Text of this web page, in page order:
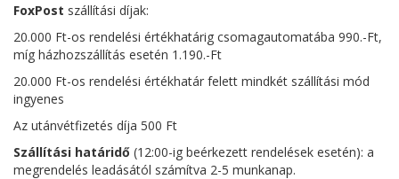
FoxPost szállítási díjak:
20.000 Ft-os rendelési értékhatárig csomagautomatába 990.-Ft,
míg házhozszállítás esetén 1.190.-Ft
20.000 Ft-os rendelési értékhatár felett mindkét szállítási mód
ingyenes
Az utánvétfizetés díja 500 Ft
Szállítási határidő (12:00-ig beérkezett rendelések esetén): a
megrendelés leadásától számítva 2-5 munkanap.